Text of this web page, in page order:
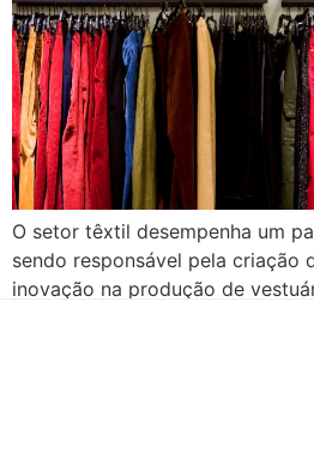
O setor têxtil desempenha um
sendo responsável pela criação
inovação na produção de